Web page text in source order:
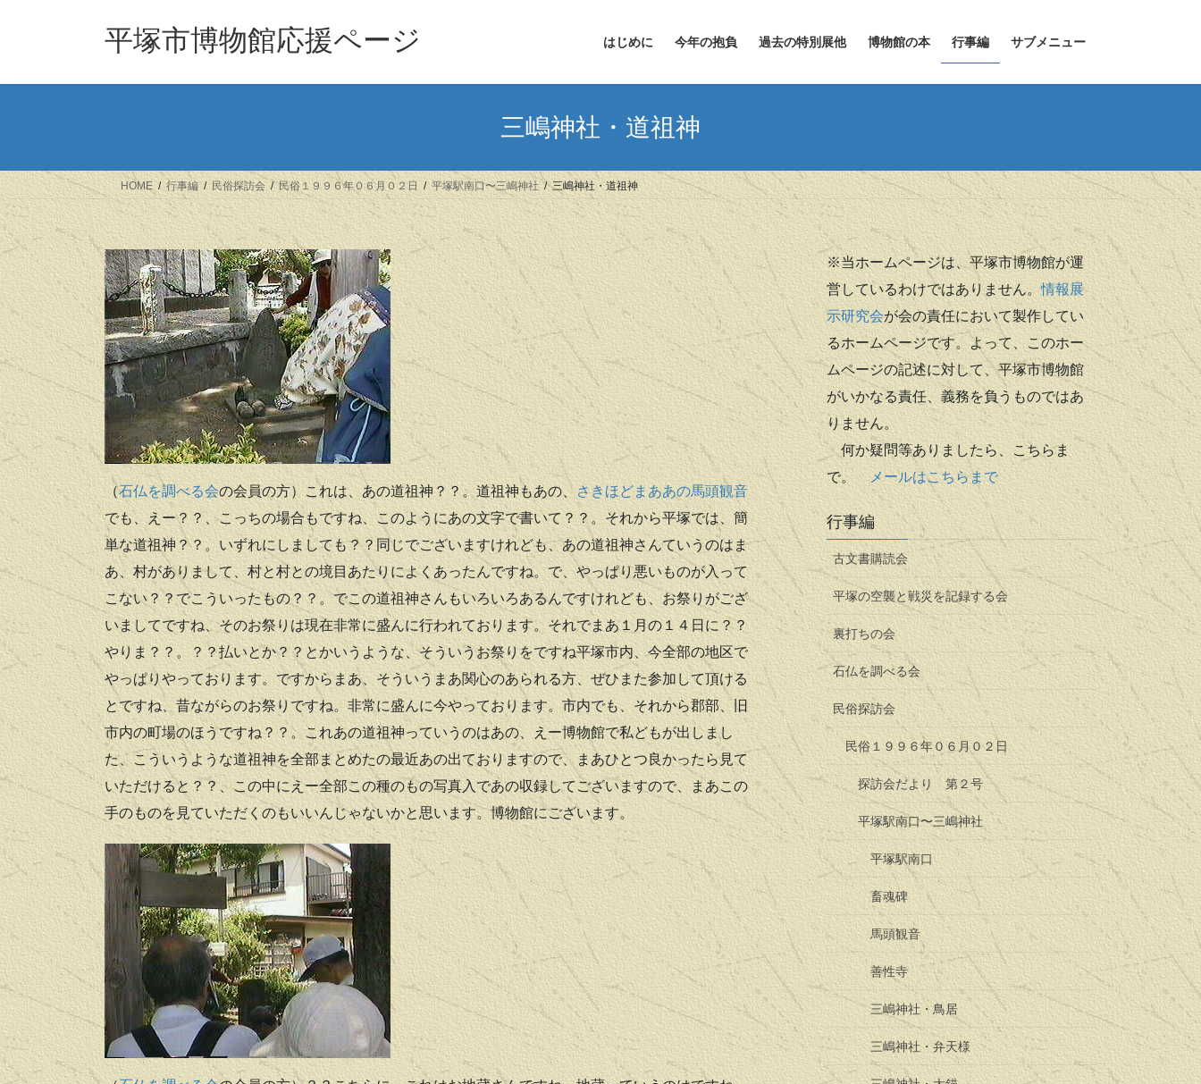
ッ
プ
移
動
平塚市博物館応援ページ はじめに 今年の抱負 過去の特別展他 博物館の本 行事編 サブメニュー
三嶋神社・道祖神
HOME 行事編 民俗探訪会 民俗１９９６年０６月０２日 平塚駅南口〜三嶋神社 三嶋神社・道祖神
（石仏を調べる会の会員の方）これは、あの道祖神？？。道祖神もあの、 さきほどまああの馬頭観音
でも、えー？？、こっちの場合もですね、このようにあの文字で書いて？？。それから平塚では、簡
単な道祖神？？。いずれにしましても？？同じでございますけれども、あの道祖神さんていうのはま
あ、村がありまして、村と村との境目あたりによくあったんですね。で、やっぱり悪いものが入って
こない？？でこういったもの？？。でこの道祖神さんもいろいろあるんですけれども、お祭りがござ
いましてですね、そのお祭りは現在非常に盛んに行われております。それでまあ１月の１４日に？？
やりま？？。？？払いとか？？とかいうような、そういうお祭りをですね平塚市内、今全部の地区で
やっぱりやっております。ですからまあ、そういうまあ関心のあられる方、ぜひまた参加して頂ける
とですね、昔ながらのお祭りですね。非常に盛んに今やっております。市内でも、それから郡部、旧
市内の町場のほうですね？？。これあの道祖神っていうのはあの、えー博物館で私どもが出しまし
た、こういうような道祖神を全部まとめたの最近あの出ておりますので、まあひとつ良かったら見て
いただけると？？、この中にえー全部この種のもの写真入であの収録してございますので、まあこの
手のものを見ていただくのもいいんじゃないかと思います。博物館にございます。
※当ホームページは、平塚市博物館が運
営しているわけではありません。情報展
示研究会が会の責任において製作してい
るホームページです。よって、このホー
ムページの記述に対して、平塚市博物館
がいかなる責任、義務を負うものではあ
りません。
何か疑問等ありましたら、こちらま
で。
メールはこちらまで
行事編
古文書購読会
平塚の空襲と戦災を記録する会
裏打ちの会
石仏を調べる会
民俗探訪会
民俗１９９６年０６月０２日
探訪会だより 第２号
平塚駅南口〜三嶋神社
平塚駅南口
畜魂碑
馬頭観音
善性寺
三嶋神社・鳥居
三嶋神社・弁天様